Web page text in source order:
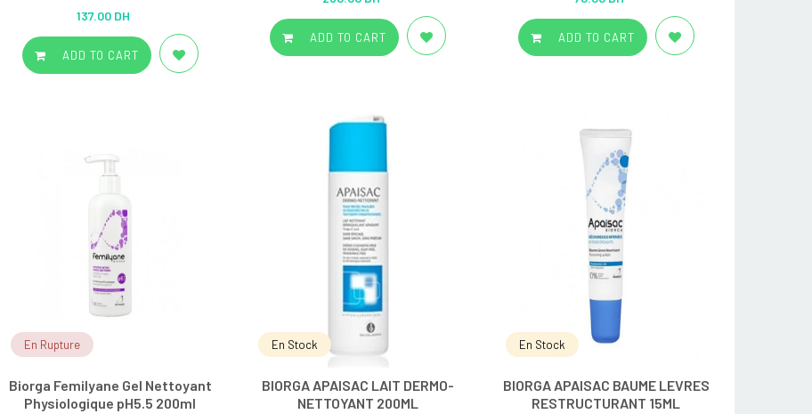
Rated5.00
out of 5
137.00 DH
ADD TO CART
out of 5
ADD TO CART
out of 5
ADD TO CART
En Rupture
Biorga Femilyane Gel Nettoyant
Physiologique pH5.5 200ml
En Stock
BIORGA APAISAC LAIT DERMO-
NETTOYANT 200ML
En Stock
BIORGA APAISAC BAUME LEVRES
RESTRUCTURANT 15ML